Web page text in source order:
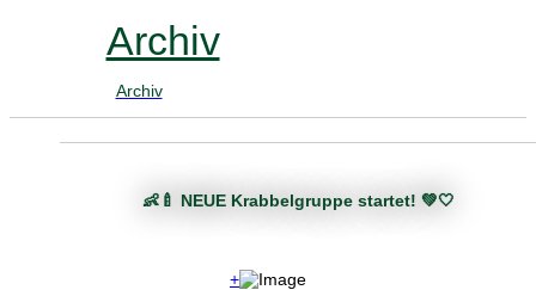
Archiv
Archiv
👶🍼 NEUE Krabbelgruppe startet! 💚🤍
+